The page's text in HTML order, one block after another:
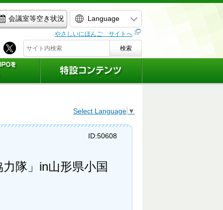
会議室等空き状況 Language
やさしいにほんご サイトへ
検索
Select Language ▼
隊」in山形県小国
ID:50608